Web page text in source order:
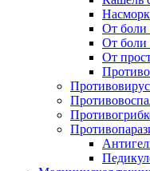
Насморк
От боли
От боли
От